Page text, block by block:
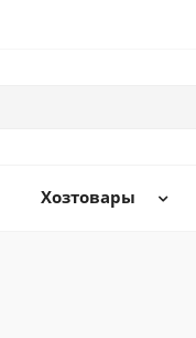
Хозтовары